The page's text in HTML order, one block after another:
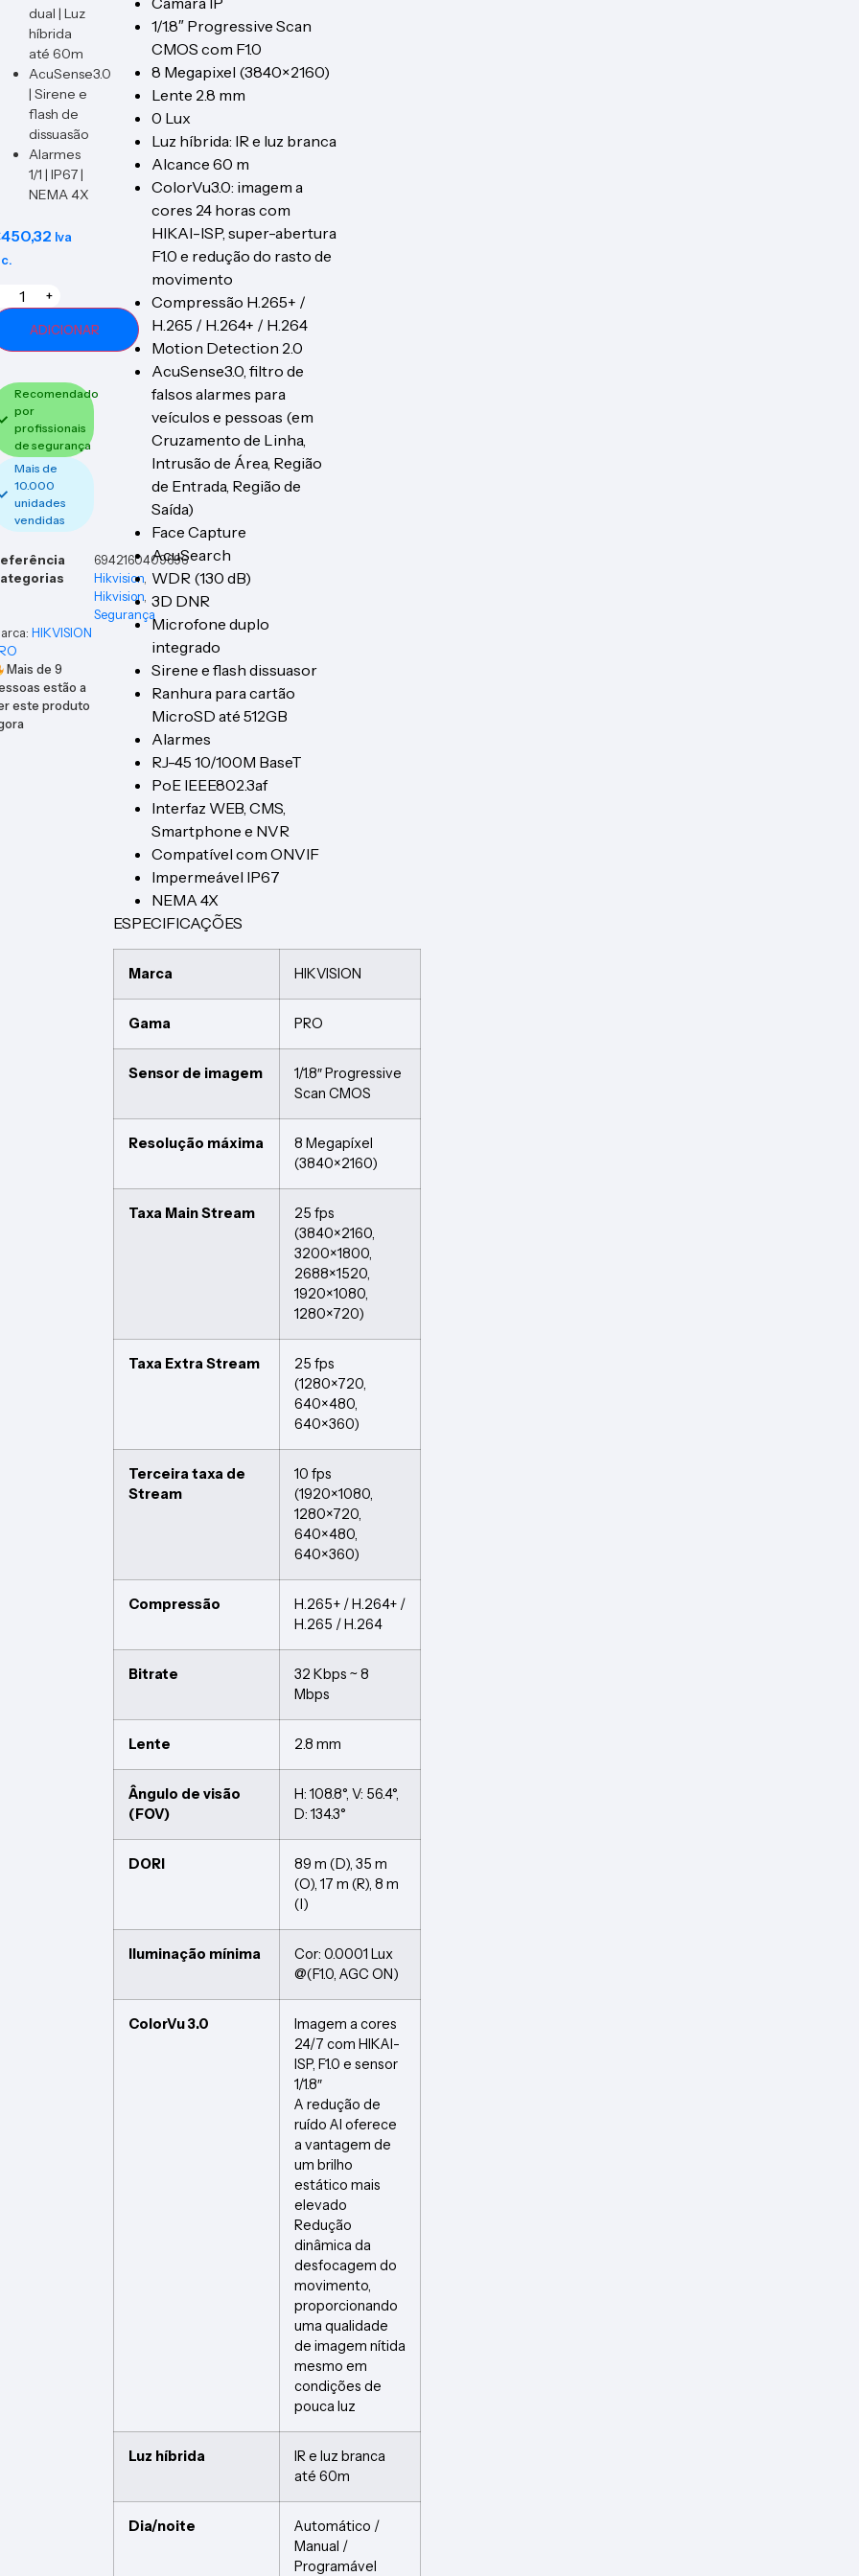
dual | Luz
híbrida
até 60m
AcuSense3.0
| Sirene e
flash de
dissuasão
Alarmes
1/1 | IP67 |
NEMA 4X
450,32 Iva
+
ADICIONAR
Recomendado
por
profissionais
de segurança
Mais de
10.000
unidades
vendidas
6942160409696
Hikvision,
Hikvision,
Segurança
HIKVISION
Mais de9
estão a
este produto
1/1.8″ Progressive Scan
CMOS com F1.0
8 Megapixel (3840×2160)
Lente 2.8 mm
0 Lux
Luz híbrida: IR e luz branca
Alcance 60 m
ColorVu3.0: imagem a
cores 24 horas com
HIKAI-ISP, super-abertura
F1.0 e redução do rasto de
movimento
Compressão H.265+ /
H.265 / H.264+ / H.264
Motion Detection 2.0
AcuSense3.0, filtro de
falsos alarmes para
veículos e pessoas (em
Cruzamento de Linha,
Intrusão de Área, Região
de Entrada, Região de
Saída)
Face Capture
AcuSearch
WDR (130 dB)
3D DNR
Microfone duplo
integrado
Sirene e flash dissuasor
Ranhura para cartão
MicroSD até 512GB
Alarmes
RJ-45 10/100M BaseT
PoE IEEE802.3af
Interfaz WEB, CMS,
Smartphone e NVR
Compatível com ONVIF
Impermeável IP67
NEMA 4X
ESPECIFICAÇÕES
Marca HIKVISION
Gama PRO
Sensor de imagem
1/1.8″ Progressive
Scan CMOS
Resolução máxima
8 Megapíxel
(3840×2160)
Taxa Main Stream
25 fps
(3840×2160,
3200×1800,
2688×1520,
1920×1080,
1280×720)
Taxa Extra Stream
25 fps
(1280×720,
640×480,
640×360)
Terceira taxa de
Stream
10 fps
(1920×1080,
1280×720,
640×480,
640×360)
Compressão
H.265+ / H.264+ /
H.265 / H.264
Bitrate
32 Kbps ~ 8
Mbps
Lente 2.8 mm
Ângulo de visão
(FOV)
H: 108.8°, V: 56.4°,
D: 134.3°
DORI
89 m (D), 35 m
(O), 17 m (R), 8 m
(I)
Iluminação mínima
Cor: 0.0001 Lux
@(F1.0, AGC ON)
ColorVu 3.0
Imagem a cores
24/7 com HIKAI-
ISP, F1.0 e sensor
1/1.8″
A redução de
ruído AI oferece
a vantagem de
um brilho
estático mais
elevado
Redução
dinâmica da
desfocagem do
movimento,
proporcionando
uma qualidade
de imagem nítida
mesmo em
condições de
pouca luz
Luz híbrida
IR e luz branca
até 60m
Dia/noite
Automático /
Manual /
Programável